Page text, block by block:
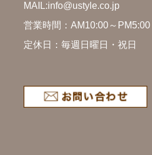
MAIL:info@ustyle.co.jp
営業時間：AM10:00～PM5:00
定休日：毎週日曜日・祝日